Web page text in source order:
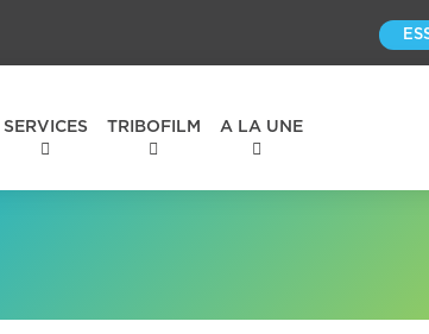
SERVICES TRIBOFILM A LA UNE